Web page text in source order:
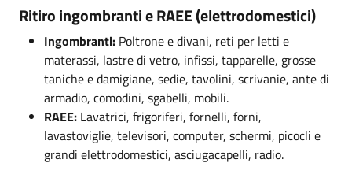
Ritiro ingombranti e RAEE (elettrodomestici)
Ingombranti: Poltrone e divani, reti per letti e
materassi, lastre di vetro, infissi, tapparelle, grosse
taniche e damigiane, sedie, tavolini, scrivanie, ante di
armadio, comodini, sgabelli, mobili.
RAEE: Lavatrici, frigoriferi, fornelli, forni,
lavastoviglie, televisori, computer, schermi, picocli e
grandi elettrodomestici, asciugacapelli, radio.